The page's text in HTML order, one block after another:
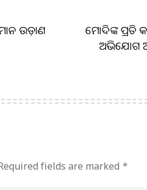
ଉଡ଼ାଣ
ମୋଦିଙ୍କ ପ୍ରତି
ଅଭିଯୋଗ
fields are marked *